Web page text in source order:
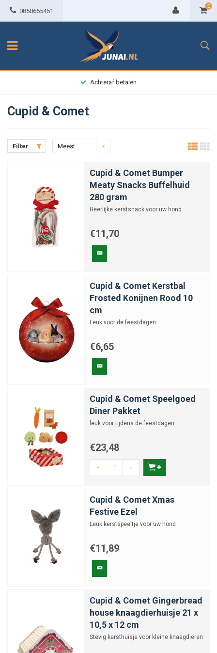
0850655451
0
Achteraf betalen
Cupid & Comet
Filter
Meest
Cupid & Comet Bumper
Meaty Snacks Buffelhuid
280 gram
Heerlijke kerstsnack voor uw hond
€11,70
Cupid & Comet Kerstbal
Frosted Konijnen Rood 10
cm
Leuk voor de feestdagen
€6,65
Cupid & Comet Speelgoed
Diner Pakket
leuk voor tijdens de feestdagen
€23,48
- +
Cupid & Comet Xmas
Festive Ezel
Leuk kerstspeeltje voor uw hond
€11,89
Cupid & Comet Gingerbread
house knaagdierhuisje 21 x
10,5 x 12 cm
Stevig kersthuisje voor kleine knaagdieren